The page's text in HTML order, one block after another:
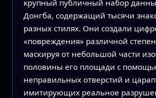
крупный публичный набор
Донгба, содержащий тысячи
разных стилях. Они создали
«повреждения» различной
маскируя от небольшой части
половины его площади с
неправильных отверстий и
имитирующих реальное